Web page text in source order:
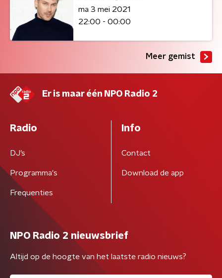
ma 3 mei 2021
22:00 - 00:00
Meer gemist
Er is maar één NPO Radio 2
Radio
DJ’s
Programma's
Frequenties
Info
Contact
Download de app
NPO Radio 2 nieuwsbrief
Altijd op de hoogte van het laatste radio nieuws?